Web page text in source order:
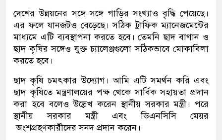
দেশের উন্নয়নের সঙ্গে সঙ্গে গাড়ির সংখ্যাও বৃদ্ধি পেয়েছে।
এর ফলে যানজটও বেড়েছে। সঠিক ট্রাফিক ম্যানেজমেন্টের
মাধ্যমে এটি ব্যবস্থাপনা করতে হবে। তেমনি ছাদ বাগান ও
ছাদ কৃষির সঙ্গেও যুক্ত চ্যালেঞ্জগুলো সঠিকভাবে মোকাবিলা
করতে হবে।
ছাদ কৃষি চমৎকার উদ্যোগ। আমি এটি সমর্থন করি এবং
ছাদ কৃষিতে মন্ত্রণালয়ের পক্ষ থেকে সার্বিক সহায়তা প্রদান
করা হবে বলেও উল্লেখ করেন স্থানীয় সরকার মন্ত্রী। পরে
স্থানীয় সরকার মন্ত্রী এবং ডিএনসিসি মেয়র
অংশগ্রহণকারীদের সনদ প্রদান করেন।